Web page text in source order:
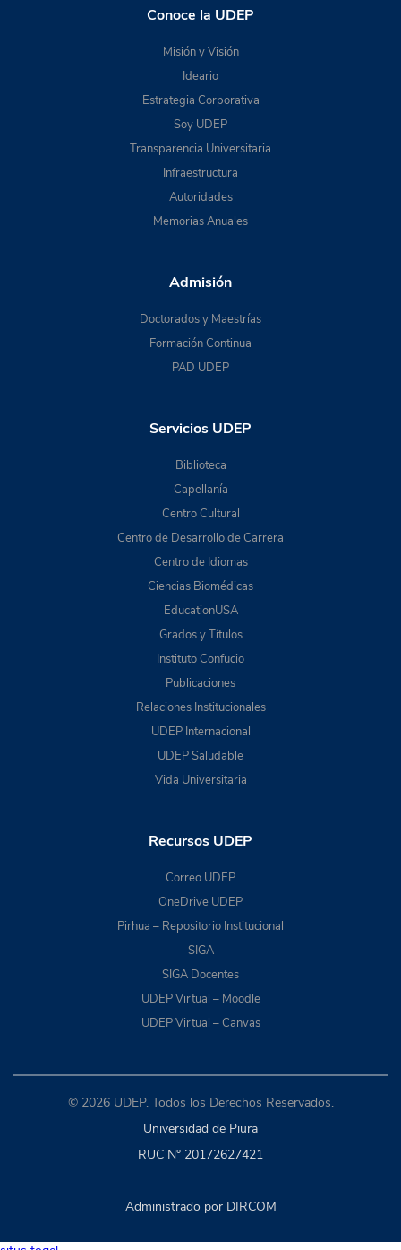
Conoce la UDEP
Misión y Visión
Ideario
Estrategia Corporativa
Soy UDEP
Transparencia Universitaria
Infraestructura
Autoridades
Memorias Anuales
Admisión
Doctorados y Maestrías
Formación Continua
PAD UDEP
Servicios UDEP
Biblioteca
Capellanía
Centro Cultural
Centro de Desarrollo de Carrera
Centro de Idiomas
Ciencias Biomédicas
EducationUSA
Grados y Títulos
Instituto Confucio
Publicaciones
Relaciones Institucionales
UDEP Internacional
UDEP Saludable
Vida Universitaria
Recursos UDEP
Correo UDEP
OneDrive UDEP
Pirhua – Repositorio Institucional
SIGA
SIGA Docentes
UDEP Virtual – Moodle
UDEP Virtual – Canvas
© 2026 UDEP. Todos los Derechos Reservados.
Universidad de Piura
RUC N° 20172627421
Administrado por DIRCOM